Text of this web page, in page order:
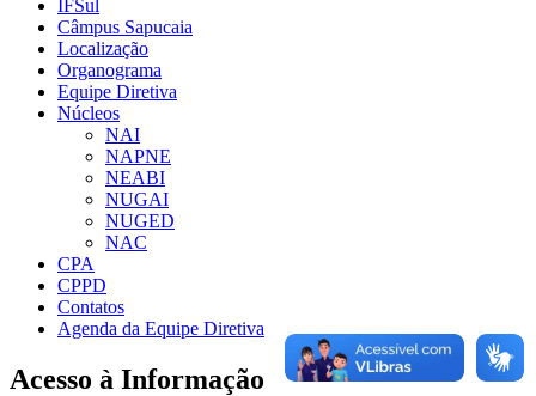
IFSul
Câmpus Sapucaia
Localização
Organograma
Equipe Diretiva
Núcleos
NAI
NAPNE
NEABI
NUGAI
NUGED
NAC
CPA
CPPD
Contatos
Agenda da Equipe Diretiva
Acesso à Informação